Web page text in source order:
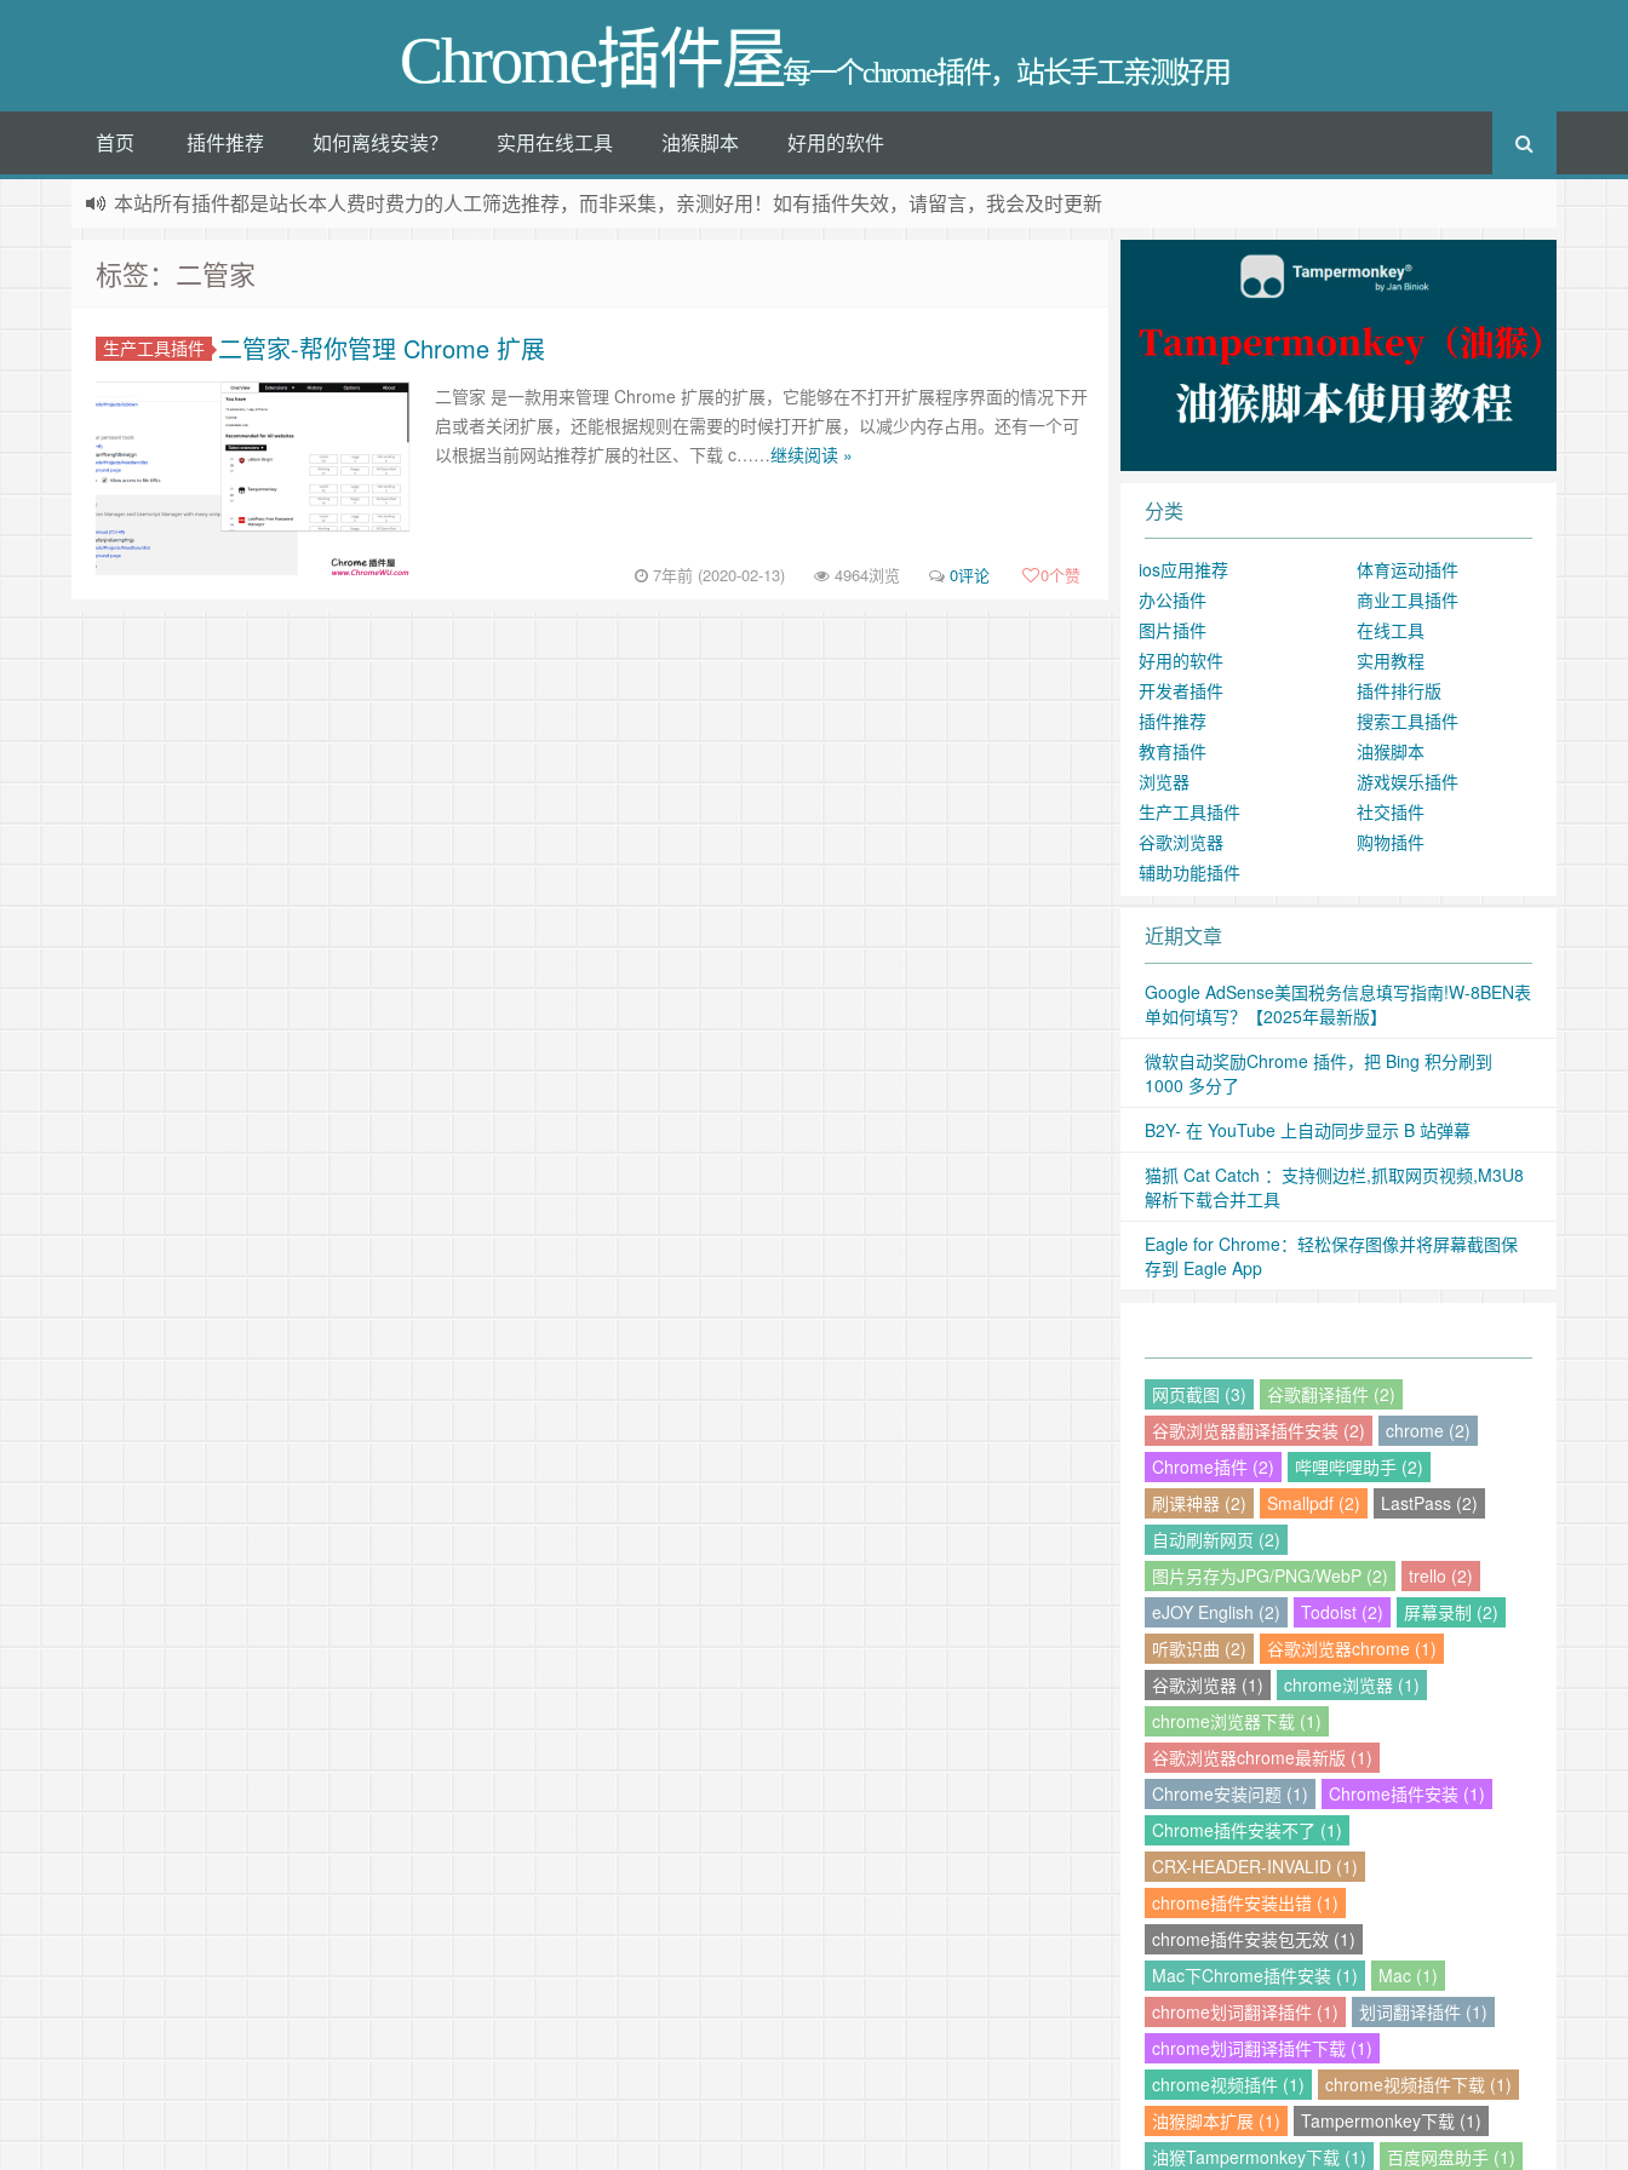
Chrome插件屋每一个chrome插件，站长手工亲测好用
首页 插件推荐 如何离线安装？ 实用在线工具 油猴脚本 好用的软件
本站所有插件都是站长本人费时费力的人工筛选推荐，而非采集，亲测好用！如有插件失效，请留言，我会及时更新
标签：二管家
生产工具插件 二管家-帮你管理 Chrome 扩展
二管家 是一款用来管理 Chrome 扩展的扩展，它能够在不打开扩展程序界面的情况下开
启或者关闭扩展，还能根据规则在需要的时候打开扩展，以减少内存占用。还有一个可
以根据当前网站推荐扩展的社区、下载 c……继续阅读 »
7年前 (2020-02-13) 4964浏览 0评论 0个赞
分类
ios应用推荐
体育运动插件
办公插件
商业工具插件
图片插件
在线工具
好用的软件
实用教程
开发者插件
插件排行版
插件推荐
搜索工具插件
教育插件
油猴脚本
浏览器
游戏娱乐插件
生产工具插件
社交插件
谷歌浏览器
购物插件
辅助功能插件
近期文章
Google AdSense美国税务信息填写指南!W-8BEN表
单如何填写？【2025年最新版】
微软自动奖励Chrome 插件，把 Bing 积分刷到
1000 多分了
B2Y- 在 YouTube 上自动同步显示 B 站弹幕
猫抓 Cat Catch ：支持侧边栏,抓取网页视频,M3U8
解析下载合并工具
Eagle for Chrome：轻松保存图像并将屏幕截图保
存到 Eagle App
网页截图 (3)
谷歌翻译插件 (2)
谷歌浏览器翻译插件安装 (2)
chrome (2)
Chrome插件 (2)
哔哩哔哩助手 (2)
刷课神器 (2)
Smallpdf (2)
LastPass (2)
自动刷新网页 (2)
图片另存为JPG/PNG/WebP (2)
trello (2)
eJOY English (2)
Todoist (2)
屏幕录制 (2)
听歌识曲 (2)
谷歌浏览器chrome (1)
谷歌浏览器 (1)
chrome浏览器 (1)
chrome浏览器下载 (1)
谷歌浏览器chrome最新版 (1)
Chrome安装问题 (1)
Chrome插件安装 (1)
Chrome插件安装不了 (1)
CRX-HEADER-INVALID (1)
chrome插件安装出错 (1)
chrome插件安装包无效 (1)
Mac下Chrome插件安装 (1)
Mac (1)
chrome划词翻译插件 (1)
划词翻译插件 (1)
chrome划词翻译插件下载 (1)
chrome视频插件 (1)
chrome视频插件下载 (1)
油猴脚本扩展 (1)
Tampermonkey下载 (1)
油猴Tampermonkey下载 (1)
百度网盘助手 (1)